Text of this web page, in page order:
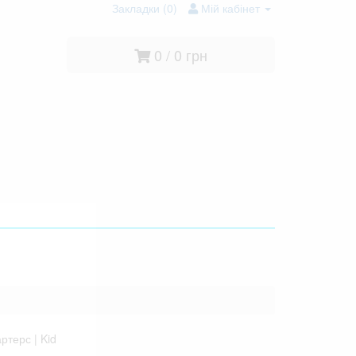
Закладки (0) Мій кабінет
0 / 0 грн
| Kid